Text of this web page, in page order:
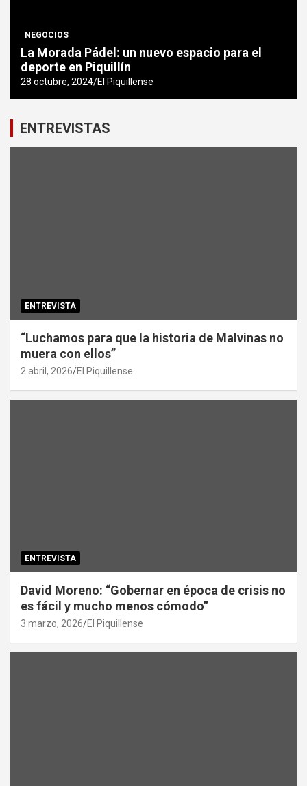
NEGOCIOS
La Morada Pádel: un nuevo espacio para el
deporte en Piquillín
28 octubre, 2024 El Piquillense
ENTREVISTAS
ENTREVISTA
“Luchamos para que la historia de Malvinas no
muera con ellos”
2 abril, 2026 El Piquillense
ENTREVISTA
David Moreno: “Gobernar en época de crisis no
es fácil y mucho menos cómodo”
3 marzo, 2026 El Piquillense